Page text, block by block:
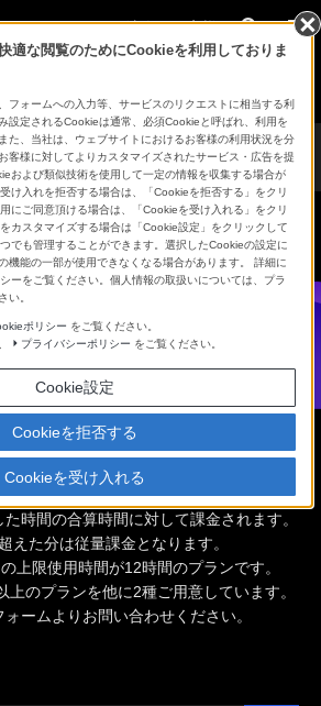
法人のお客様
価格 使い方・サポート FAQ
価
格・
トラ
イア
ル
応じた3種のプランがあり、1カ月契約と
約をご用意しています。
時間の合算時間に対して課金されます。
えた分は従量課金となります。
上限使用時間が12時間のプランです。
上のプランを他に2種ご用意しています。
ームよりお問い合わせください。
適な閲覧のためにCookieを利用しておりま
フォームへの入力等、サービスのリクエストに相当する利
設定されるCookieは通常、必須Cookieと呼ばれ、利用を
た、当社は、ウェブサイトにおけるお客様の利用状況を分
客様に対してよりカスタマイズされたサービス・広告を提
および類似技術を使用して一定の情報を収集する場合が
け入れを拒否する場合は、「Cookieを拒否する」をクリ
にご同意頂ける場合は、「Cookieを受け入れる」をクリ
カスタマイズする場合は「Cookie設定」をクリックして
でも管理することができます。選択したCookieの設定に
機能の一部が使用できなくなる場合があります。 詳細に
ーをご覧ください。個人情報の取扱いについては、プラ
い。
ポリシー をご覧ください。
プライバシーポリシー をご覧ください。
Cookie設定
Cookieを拒否する
Cookieを受け入れる